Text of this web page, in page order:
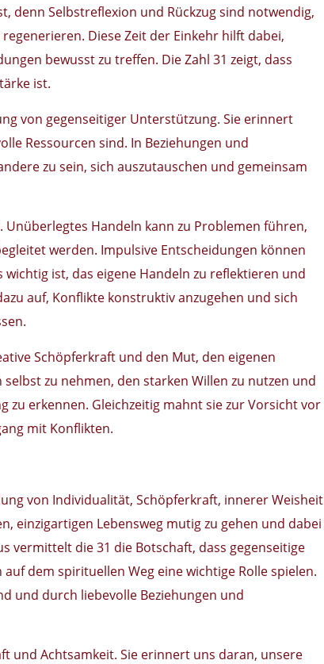
denn Selbstreflexion und Rückzug sind notwendig,
Diese Zeit der Einkehr hilft dabei,
bewusst zu treffen. Die Zahl 31 zeigt, dass
ist.
von gegenseitiger Unterstützung. Sie erinnert
Ressourcen sind. In Beziehungen und
zu sein, sich auszutauschen und gemeinsam
Handeln kann zu Problemen führen,
werden. Impulsive Entscheidungen können
ist, das eigene Handeln zu reflektieren und
auf, Konflikte konstruktiv anzugehen und sich
Schöpferkraft und den Mut, den eigenen
zu nehmen, den starken Willen zu nutzen und
zu erkennen. Gleichzeitig mahnt sie zur Vorsicht vor
mit Konflikten.
von Individualität, Schöpferkraft, innerer Weisheit
einzigartigen Lebensweg mutig zu gehen und dabei
vermittelt die 31 die Botschaft, dass gegenseitige
dem spirituellen Weg eine wichtige Rolle spielen.
und durch liebevolle Beziehungen und
und Achtsamkeit. Sie erinnert uns daran, unsere